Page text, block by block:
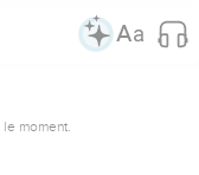
moment.